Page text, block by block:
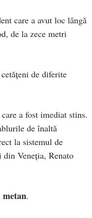
care a avut loc lângă
de la zece metri
de diferite
care a fost imediat stins.
de înaltă
la sistemul de
Veneţia, Renato
.